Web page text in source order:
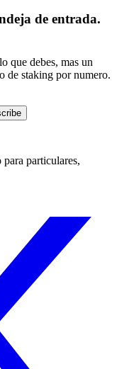
de entrada.
que debes, mas un
de staking por numero.
particulares,